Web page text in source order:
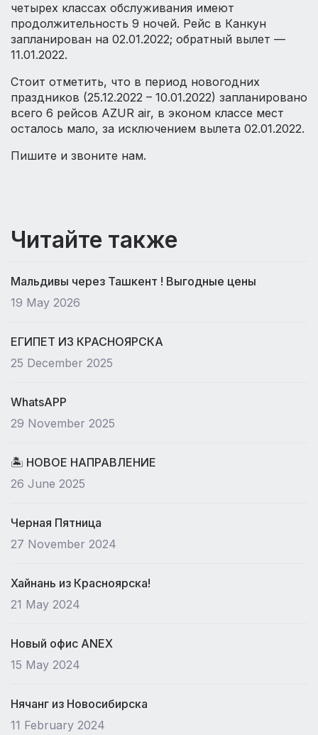
четырех классах обслуживания имеют
продолжительность 9 ночей. Рейс в Канкун
запланирован на 02.01.2022; обратный вылет —
11.01.2022.
Стоит отметить, что в период новогодних
праздников (25.12.2022 – 10.01.2022) запланировано
всего 6 рейсов AZUR air, в эконом классе мест
осталось мало, за исключением вылета 02.01.2022.
Пишите и звоните нам.
Читайте также
Мальдивы через Ташкент ! Выгодные цены
19 May 2026
ЕГИПЕТ ИЗ КРАСНОЯРСКА
25 December 2025
WhatsAPP
29 November 2025
🏝 НОВОЕ НАПРАВЛЕНИЕ
26 June 2025
Черная Пятница
27 November 2024
Хайнань из Красноярска!
21 May 2024
Новый офис ANEX
15 May 2024
Нячанг из Новосибирска
11 February 2024